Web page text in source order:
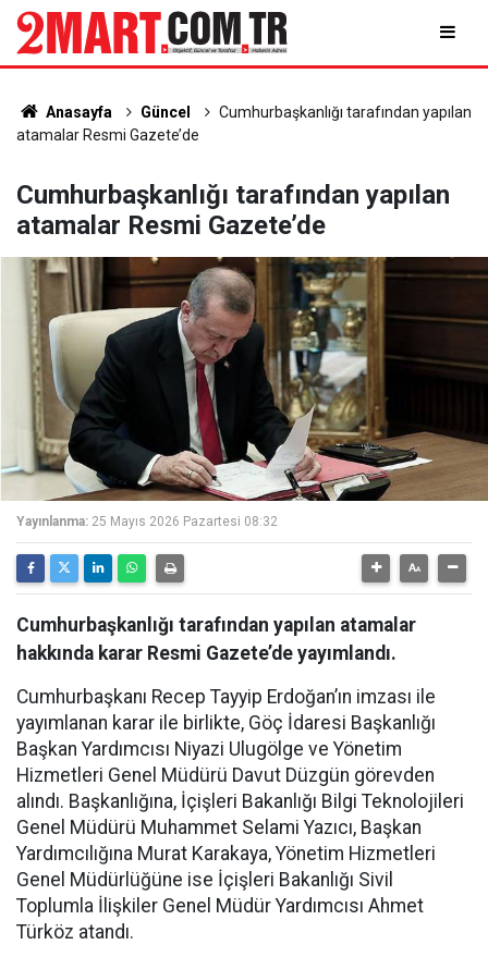
Anasayfa Güncel
Cumhurbaşkanlığı tarafından yapılan
atamalar Resmi Gazete’de
Cumhurbaşkanlığı tarafından yapılan
atamalar Resmi Gazete’de
Yayınlanma: 25 Mayıs 2026 Pazartesi 08:32
Cumhurbaşkanlığı tarafından yapılan atamalar
hakkında karar Resmi Gazete’de yayımlandı.
Cumhurbaşkanı Recep Tayyip Erdoğan’ın imzası ile
yayımlanan karar ile birlikte, Göç İdaresi Başkanlığı
Başkan Yardımcısı Niyazi Ulugölge ve Yönetim
Hizmetleri Genel Müdürü Davut Düzgün görevden
alındı. Başkanlığına, İçişleri Bakanlığı Bilgi Teknolojileri
Genel Müdürü Muhammet Selami Yazıcı, Başkan
Yardımcılığına Murat Karakaya, Yönetim Hizmetleri
Genel Müdürlüğüne ise İçişleri Bakanlığı Sivil
Toplumla İlişkiler Genel Müdür Yardımcısı Ahmet
Türköz atandı.